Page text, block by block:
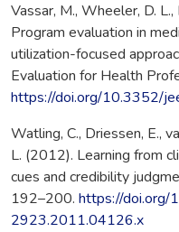
Vassar, M., Wheeler, D.
Program evaluation in
utilization-focused
Evaluation for Health
https://doi.org/10.3352/
Watling, C., Driessen, E.,
L. (2012). Learning from
cues and credibility
192–200. https://
2923.2011.04126.x